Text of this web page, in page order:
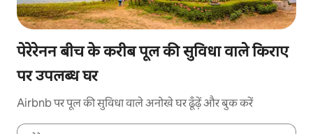
पेरेरेनन बीच के करीब पूल की सुविधा वाले किराए
पर उपलब्ध घर
Airbnb पर पूल की सुविधा वाले अनोखे घर ढूँढ़ें और बुक करें